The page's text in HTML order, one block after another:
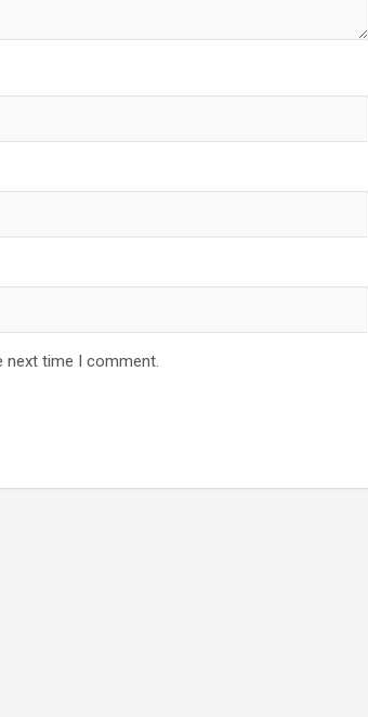
next time I comment.